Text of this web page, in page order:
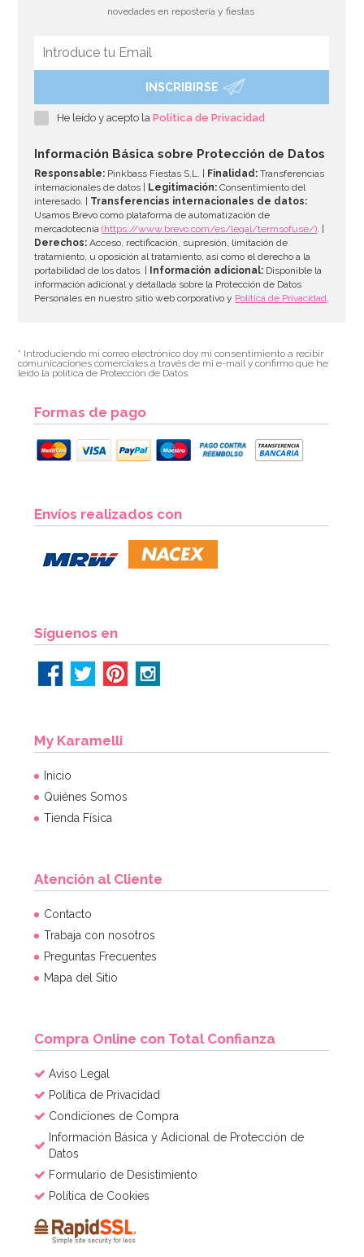
Boquilla PME hoja nº51 Estándar
AÑADIR
2,95€ 2,95€
Kit de troqueladoras, tijeras y estampadores para
Sugarcraft
AÑADIR
novedades en repostería y fiestas
INSCRIBIRSE
He leído y acepto laPolítica de Privacidad
Información Básica sobre Protección de Datos
Responsable: Pinkbass Fiestas S.L. | Finalidad: Transferencias
internacionales de datos |
Legitimación: Consentimiento del
interesado. | Transferencias internacionales de datos:
Usamos Brevo como plataforma de automatización de
mercadotecnia(https://www.brevo.com/es/legal/termsofuse/). |
Derechos: Acceso, rectificación, supresión, limitación de
tratamiento, u oposición al tratamiento, así como el derecho a la
portabilidad de los datos. |
Información adicional: Disponible la
información adicional y detallada sobre la Protección de Datos
Personales en nuestro sitio web corporativo y Política de Privacidad.
* Introduciendo mi correo electrónico doy mi consentimiento a recibir
comunicaciones comerciales a través de mi e-mail y confirmo que he
leído la política de Protección de Datos.
Formas de pago
Envíos realizados con
Síguenos en
My Karamelli
Inicio
Quiénes Somos
Tienda Física
Atención al Cliente
Contacto
Trabaja con nosotros
Preguntas Frecuentes
Mapa del Sitio
Compra Online con Total Confianza
Aviso Legal
Política de Privacidad
Condiciones de Compra
Información Básica y Adicional de Protección de
Datos
Formulario de Desistimiento
Política de Cookies